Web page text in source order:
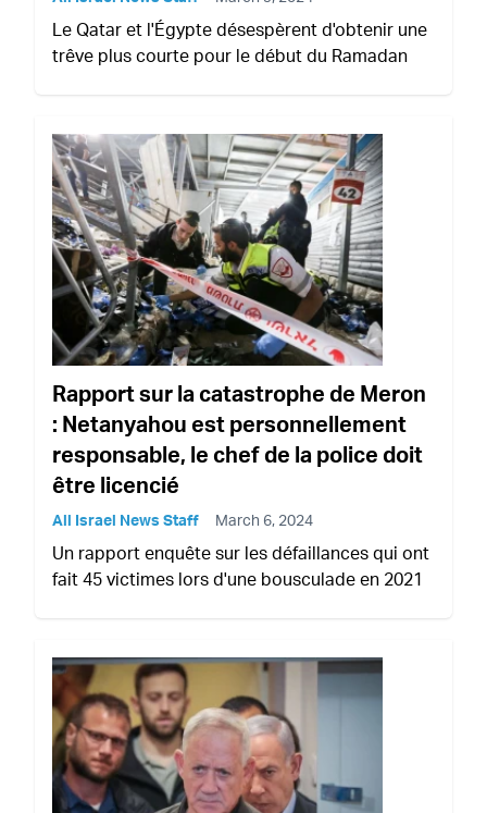
Le Qatar et l'Égypte désespèrent d'obtenir une
trêve plus courte pour le début du Ramadan
Rapport sur la catastrophe de Meron
: Netanyahou est personnellement
responsable, le chef de la police doit
être licencié
All Israel News Staff March 6, 2024
Un rapport enquête sur les défaillances qui ont
fait 45 victimes lors d'une bousculade en 2021